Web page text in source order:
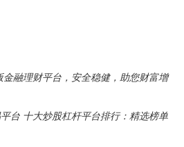
融理财平台，安全稳健，助您财富增
台 十大炒股杠杆平台排行：精选榜单